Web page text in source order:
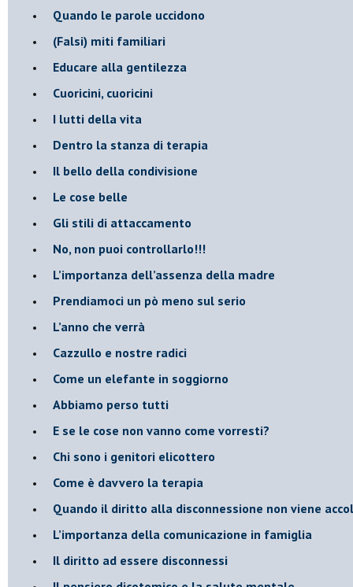
​Quando le parole uccidono
​(Falsi) miti familiari
​Educare alla gentilezza
​Cuoricini, cuoricini
I lutti della vita
​Dentro la stanza di terapia
​Il bello della condivisione
Le cose belle
​Gli stili di attaccamento
No, non puoi controllarlo!!!
​L’importanza dell’assenza della madre
​Prendiamoci un pò meno sul serio
​L’anno che verrà
​Cazzullo e nostre radici
​Come un elefante in soggiorno
​Abbiamo perso tutti
E se le cose non vanno come vorresti?
​Chi sono i genitori elicottero
Come è davvero la terapia
Quando il diritto alla disconnessione non viene
​L’importanza della comunicazione in famiglia
​Il diritto ad essere disconnessi